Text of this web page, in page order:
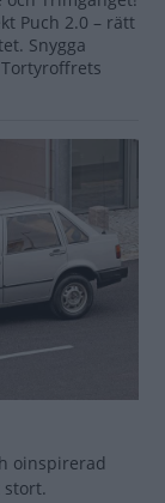
Puch 2.0 – rätt
Snygga
oinspirerad
stort.